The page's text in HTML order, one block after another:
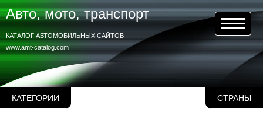
КАТЕГОРИИ СТРАНЫ
Авто, мото, транспорт
www.amt-catalog.com
КАТАЛОГ АВТОМОБИЛЬНЫХ САЙТОВ